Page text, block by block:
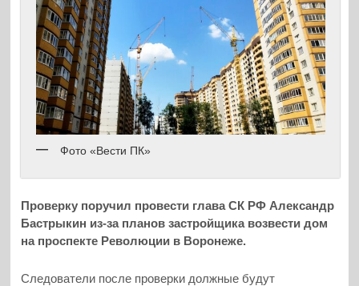
Фото «Вести ПК»
Проверку поручил провести глава СК РФ Александр
Бастрыкин из-за планов застройщика возвести дом
на проспекте Революции в Воронеже.
Следователи после проверки должные будут